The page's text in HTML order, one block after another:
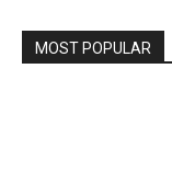
MOST POPULAR